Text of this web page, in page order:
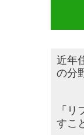
近年
の分
「
すこ